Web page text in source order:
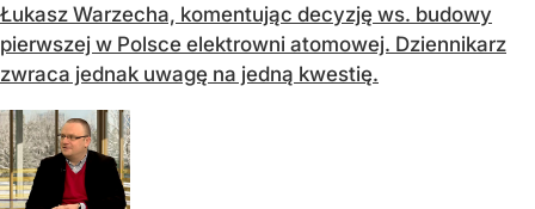
Łukasz Warzecha, komentując decyzję ws. budowy
pierwszej w Polsce elektrowni atomowej. Dziennikarz
zwraca jednak uwagę na jedną kwestię.